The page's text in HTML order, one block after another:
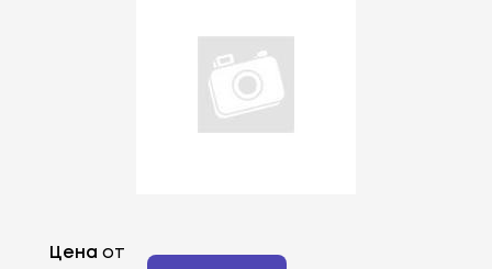
Цена от